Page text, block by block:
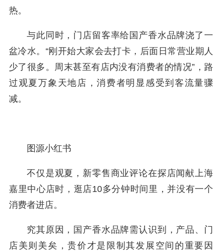
热。
与此同时，门店留客率给国产香水品牌浇了一
盆冷水。“刚开始大家会去打卡，后面日常营业期人
少了很多。周末甚至有店内没有消费者的情况”，路
过观夏万象天地店，消费者明显感受到客流量骤
减。
图源小红书
不仅是观夏，新零售商业评论在探店闻献上海
嘉里中心店时，逛店10多分钟时间里，并没有一个
消费者进店。
究其原因，国产香水品牌需认识到，产品、门
店美则美矣，贵价才是限制其发展空间的重要因